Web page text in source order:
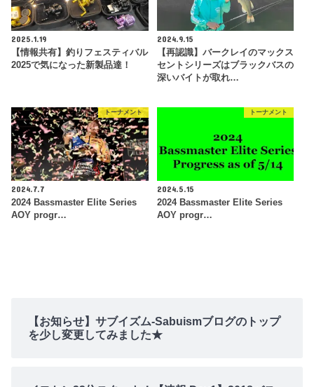
2025.1.19
【情報共有】釣りフェスティバル
2025で気になった新製品達！
2024.9.15
【再認識】バークレイのマックス
セントシリーズはブラックバスの
深いバイトが取れ…
トーナメント
2024.7.7
2024 Bassmaster Elite Series
AOY progr…
トーナメント
2024.5.15
2024 Bassmaster Elite Series
AOY progr…
【お知らせ】サブイズム-Sabuismブログのトップ
を少し変更してみました★